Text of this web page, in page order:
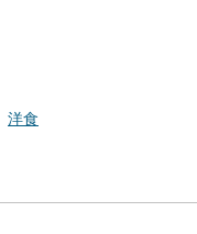
洋食